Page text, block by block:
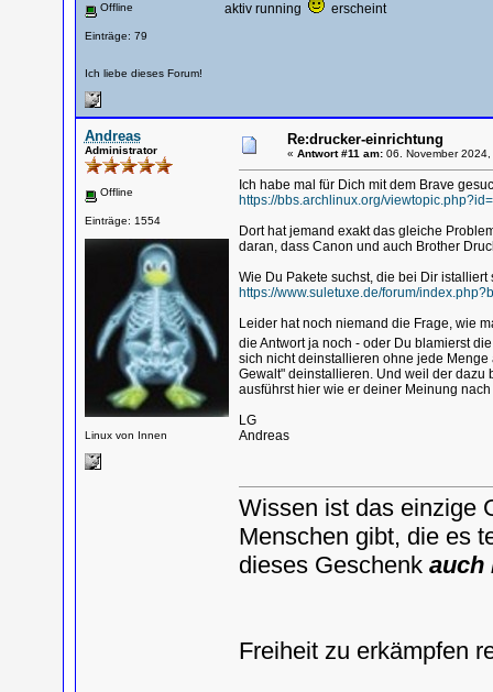
Offline
Einträge: 79
Ich liebe dieses Forum!
aktiv running erscheint
Andreas
Administrator
Offline
Einträge: 1554
Linux von Innen
Re:drucker-einrichtung
« Antwort #11 am:06. November 2024,
Ich habe mal für Dich mit dem Brave
https://bbs.archlinux.org/
Dort hat jemand exakt das gleiche
daran, dass Canon und auch Brother
Wie Du Pakete suchst, die bei Dir
https://www.suletuxe.de/forum/
Leider hat noch niemand die Frage, wie
die Antwort ja noch - oder Du blamierst
sich nicht deinstallieren ohne jede
Gewalt" deinstallieren. Und weil der dazu
ausführst hier wie er deiner Meinung
LG
Andreas
Wissen ist das einzige
Menschen gibt, die es
dieses Geschenk auch
Freiheit zu erkämpfen